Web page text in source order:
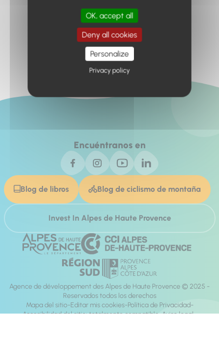
Retour à l'accueil
Encuéntranos en
Blog de libros Blog de ciclismo de montaña
Invest In Alpes de Haute Provence
Agence de développement des Alpes de Haute Provence © 2025 -
Reservados todos los derechos
Mapa del sitio Editar mis cookies Política de Privacidad
Accesibilidad del sitio: totalmente compatible Aviso legal
OK, accept all
Deny all cookies
Personalize
Privacy policy